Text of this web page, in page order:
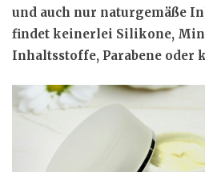
und auch nur naturgemäße
findet keinerlei Silikone,
Inhaltsstoffe, Parabene oder